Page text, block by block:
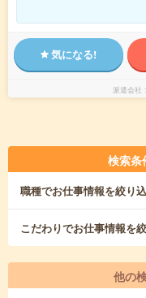
気になる!
派遣会社
検索条
職種でお仕事情報を絞り
こだわりでお仕事情報を
他の